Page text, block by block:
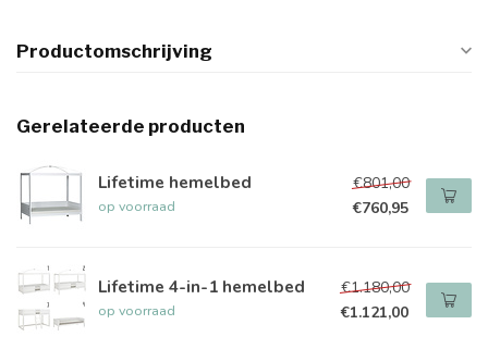
Productomschrijving
Gerelateerde producten
Lifetime hemelbed
op voorraad
€801,00
€760,95
Lifetime 4-in-1 hemelbed
op voorraad
€1.180,00
€1.121,00